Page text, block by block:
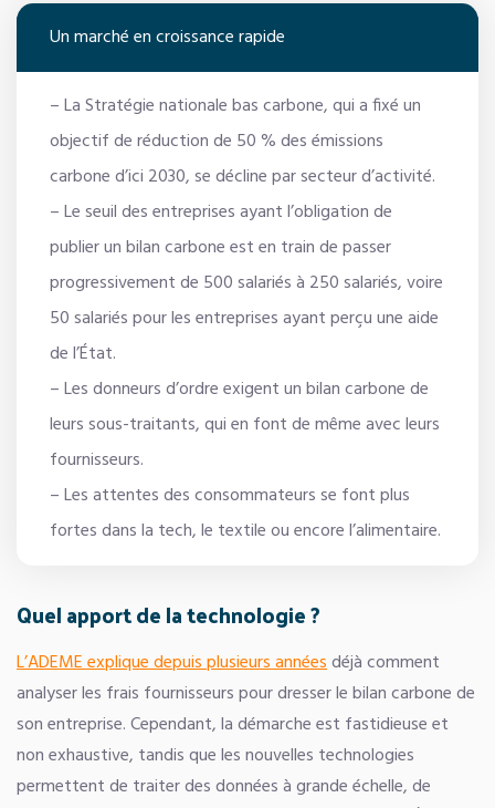
Un marché en croissance rapide
– La Stratégie nationale bas carbone, qui a fixé un
objectif de réduction de 50 % des émissions
carbone d’ici 2030, se décline par secteur d’activité.
– Le seuil des entreprises ayant l’obligation de
publier un bilan carbone est en train de passer
progressivement de 500 salariés à 250 salariés, voire
50 salariés pour les entreprises ayant perçu une aide
de l’État.
– Les donneurs d’ordre exigent un bilan carbone de
leurs sous-traitants, qui en font de même avec leurs
fournisseurs.
– Les attentes des consommateurs se font plus
fortes dans la tech, le textile ou encore l’alimentaire.
Quel apport de la technologie ?
L’ADEME explique depuis plusieurs annéesdéjà comment
analyser les frais fournisseurs pour dresser le bilan carbone de
son entreprise. Cependant, la démarche est fastidieuse et
non exhaustive, tandis que les nouvelles technologies
permettent de traiter des données à grande échelle, de